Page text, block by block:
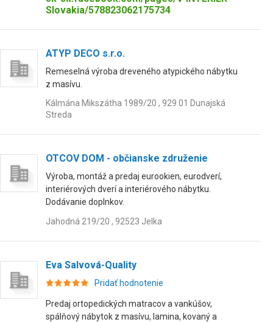
Slovakia/578823062175734
ATYP DECO s.r.o.
Remeselná výroba dreveného atypického nábytku
z masívu.
Kálmána Mikszátha 1989/20 , 929 01 Dunajská
Streda
OTCOV DOM - občianske združenie
Výroba, montáž a predaj eurookien, eurodverí,
interiérových dverí a interiérového nábytku.
Dodávanie doplnkov.
Jahodná 219/20 , 92523 Jelka
Eva Salvová-Quality
Pridať hodnotenie
Predaj ortopedických matracov a vankúšov,
spálňový nábytok z masívu, lamina, kovaný a